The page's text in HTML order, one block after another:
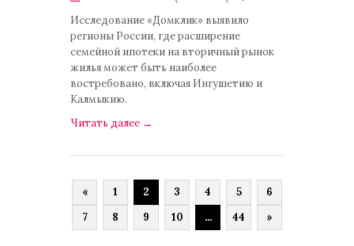
Исследование «Домклик» выявило
регионы России, где расширение
семейной ипотеки на вторичный рынок
жилья может быть наиболее
востребовано, включая Ингушетию и
Калмыкию.
Читать далее →
« 1 2 3 4 5
6
7
8 9 10 ... 44 »